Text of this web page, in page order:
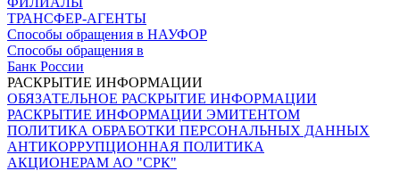
ТРАНСФЕР-АГЕНТЫ
Способы обращения в НАУФОР
Способы обращения в
Банк России
РАСКРЫТИЕ ИНФОРМАЦИИ
ОБЯЗАТЕЛЬНОЕ РАСКРЫТИЕ ИНФОРМАЦИИ
РАСКРЫТИЕ ИНФОРМАЦИИ ЭМИТЕНТОМ
ПОЛИТИКА ОБРАБОТКИ ПЕРСОНАЛЬНЫХ ДАННЫХ
АНТИКОРРУПЦИОННАЯ ПОЛИТИКА
АКЦИОНЕРАМ АО "СРК"